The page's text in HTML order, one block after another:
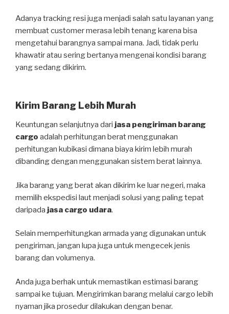
Adanya tracking resi juga menjadi salah satu layanan yang
membuat customer merasa lebih tenang karena bisa
mengetahui barangnya sampai mana. Jadi, tidak perlu
khawatir atau sering bertanya mengenai kondisi barang
yang sedang dikirim.
Kirim Barang Lebih Murah
Keuntungan selanjutnya dari jasa pengiriman barang
cargo adalah perhitungan berat menggunakan
perhitungan kubikasi dimana biaya kirim lebih murah
dibanding dengan menggunakan sistem berat lainnya.
Jika barang yang berat akan dikirim ke luar negeri, maka
memilih ekspedisi laut menjadi solusi yang paling tepat
daripada jasa cargo udara.
Selain memperhitungkan armada yang digunakan untuk
pengiriman, jangan lupa juga untuk mengecek jenis
barang dan volumenya.
Anda juga berhak untuk memastikan estimasi barang
sampai ke tujuan. Mengirimkan barang melalui cargo lebih
nyaman jika prosedur dilakukan dengan benar.